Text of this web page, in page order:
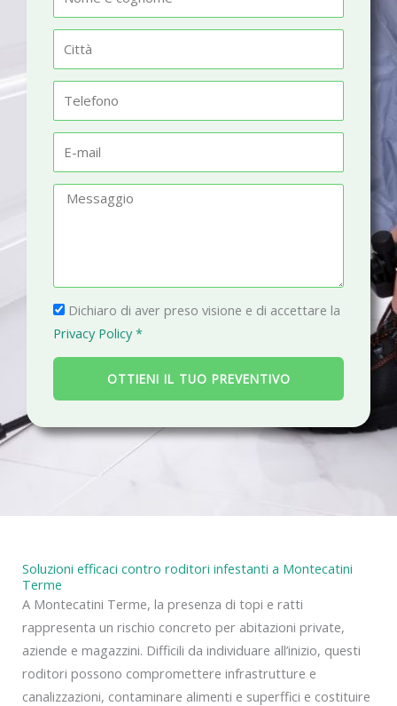
m
t
à
l
fm
a
g
g
i
P
r
i
a
c
Dichiaro di aver preso visione e di accettare la
Privacy Policy *
OTTIENI IL TUO PREVENTIVO
Soluzioni efficaci contro roditori infestanti a Montecatini
Terme
A Montecatini Terme, la presenza di topi e ratti
rappresenta un rischio concreto per abitazioni private,
aziende e magazzini. Difficili da individuare all’inizio, questi
roditori possono compromettere infrastrutture e
canalizzazioni, contaminare alimenti e superffici e costituire